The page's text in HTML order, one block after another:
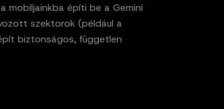
mobiljainkba építi be a Gemini
szektorok (például a
biztonságos, független